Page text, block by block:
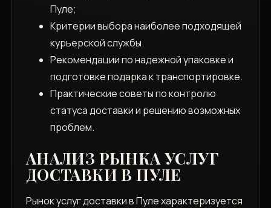
Пуле;
Критерии выбора наиболее подходящей
курьерской службы.
Рекомендации по надежной упаковке и
подготовке подарка к транспортировке.
Практические советы по контролю
статуса доставки и решению возможных
проблем.
АНАЛИЗ РЫНКА УСЛУГ
ДОСТАВКИ В ПУЛЕ
Рынок услуг доставки в Пуле характеризуется